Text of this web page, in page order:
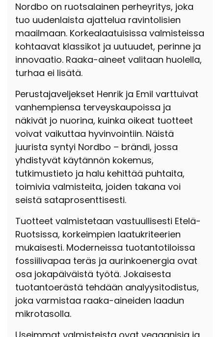
Nordbo on ruotsalainen perheyritys, joka
tuo uudenlaista ajattelua ravintolisien
maailmaan. Korkealaatuisissa valmisteissa
kohtaavat klassikot ja uutuudet, perinne ja
innovaatio. Raaka-aineet valitaan huolella,
turhaa ei lisätä.
Perustajaveljekset Henrik ja Emil varttuivat
vanhempiensa terveyskaupoissa ja
näkivät jo nuorina, kuinka oikeat tuotteet
voivat vaikuttaa hyvinvointiin. Näistä
juurista syntyi Nordbo – brändi, jossa
yhdistyvät käytännön kokemus,
tutkimustieto ja halu kehittää puhtaita,
toimivia valmisteita, joiden takana voi
seistä sataprosenttisesti.
Tuotteet valmistetaan vastuullisesti Etelä-
Ruotsissa, korkeimpien laatukriteerien
mukaisesti. Moderneissa tuotantotiloissa
fossiilivapaa teräs ja aurinkoenergia ovat
osa jokapäiväistä työtä. Jokaisesta
tuotantoerästä tehdään analyysitodistus,
joka varmistaa raaka-aineiden laadun
mikrotasolla.